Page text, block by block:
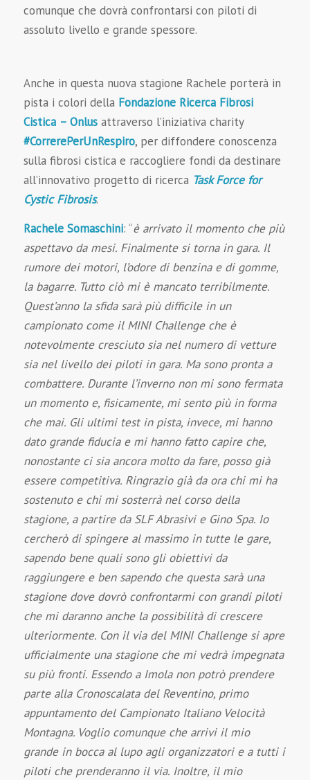
comunque che dovrà confrontarsi con piloti di
assoluto livello e grande spessore.
Anche in questa nuova stagione Rachele porterà in
pista i colori della Fondazione Ricerca Fibrosi
Cistica – Onlusattraverso l’iniziativa charity
#CorrerePerUnRespiro, per diffondere conoscenza
sulla fibrosi cistica e raccogliere fondi da destinare
all’innovativo progetto di ricerca Task Force for
Cystic Fibrosis.
Rachele Somaschini: “è arrivato il momento che più
aspettavo da mesi. Finalmente si torna in gara. Il
rumore dei motori, l’odore di benzina e di gomme,
la bagarre. Tutto ciò mi è mancato terribilmente.
Quest’anno la sfida sarà più difficile in un
campionato come il MINI Challenge che è
notevolmente cresciuto sia nel numero di vetture
sia nel livello dei piloti in gara. Ma sono pronta a
combattere. Durante l’inverno non mi sono fermata
un momento e, fisicamente, mi sento più in forma
che mai. Gli ultimi test in pista, invece, mi hanno
dato grande fiducia e mi hanno fatto capire che,
nonostante ci sia ancora molto da fare, posso già
essere competitiva. Ringrazio già da ora chi mi ha
sostenuto e chi mi sosterrà nel corso della
stagione, a partire da SLF Abrasivi e Gino Spa. Io
cercherò di spingere al massimo in tutte le gare,
sapendo bene quali sono gli obiettivi da
raggiungere e ben sapendo che questa sarà una
stagione dove dovrò confrontarmi con grandi piloti
che mi daranno anche la possibilità di crescere
ulteriormente. Con il via del MINI Challenge si apre
ufficialmente una stagione che mi vedrà impegnata
su più fronti. Essendo a Imola non potrò prendere
parte alla Cronoscalata del Reventino, primo
appuntamento del Campionato Italiano Velocità
Montagna. Voglio comunque che arrivi il mio
grande in bocca al lupo agli organizzatori e a tutti i
piloti che prenderanno il via. Inoltre, il mio